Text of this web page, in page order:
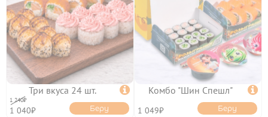
ОПЛАТА
КЭШБЭК
ПОЛИТИКА
КОНФИДЕНЦИАЛЬНОСТИ
ПОЛЬЗОВАТЕЛЬСКОЕ
СОГЛАШЕНИЕ
ПУБЛИЧНАЯ ОФЕРТА
ФРАНШИЗА
Три вкуса 24 шт. 
1 240₽
1 040₽ Беру
Комбо "Шин Спешл" 
1 049₽ Беру